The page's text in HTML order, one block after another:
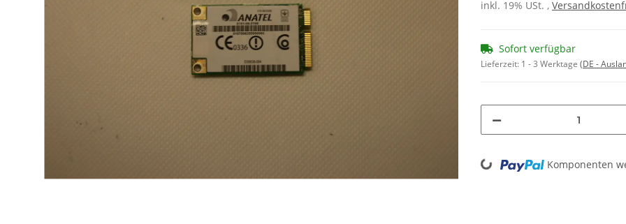
inkl. 19% USt. ,
Sofort verfügbar
Lieferzeit: 1 - 3 Werktage (DE -
Loading... Komponenten